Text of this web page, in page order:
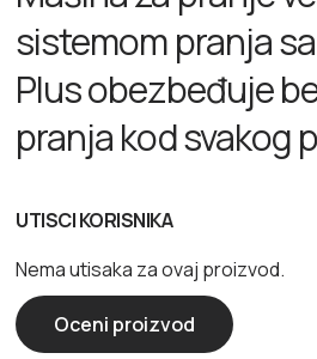
sistemom pranja
Plus obezbeđuje
pranja kod svakog
UTISCI KORISNIKA
Nema utisaka za ovaj proizvod.
Oceni proizvod